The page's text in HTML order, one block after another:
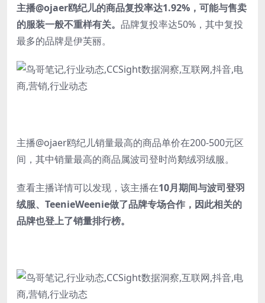
主播@ojaer鸥纪儿的商品复投率达1.92%，可能与售卖
的服装一般不重样有关。 品牌复投率达50%，其中复投
最多的品牌是伊芙丽。
主播@ojaer鸥纪儿销量最高的商品单价在200-500元区
间，其中销量最高的商品属波司登时尚鹅绒羽绒服。
查看主播详情可以发现，该主播在10月期间与波司登羽
绒服、TeenieWeenie做了品牌专场合作，因此相关的
品牌也登上了销量排行榜。